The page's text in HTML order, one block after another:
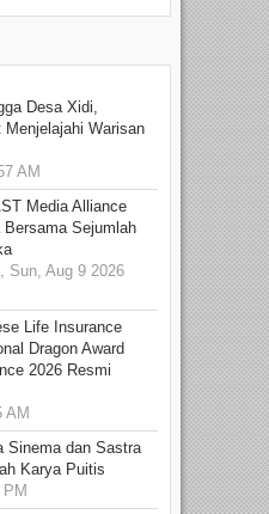
Desa Xidi,
Menjelajahi Warisan
AM
Media Alliance
Sejumlah
Sun, Aug 9 2026
Life Insurance
Dragon Award
2026 Resmi
AM
Sinema dan Sastra
Karya Puitis
PM